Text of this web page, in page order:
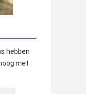
hebben
met